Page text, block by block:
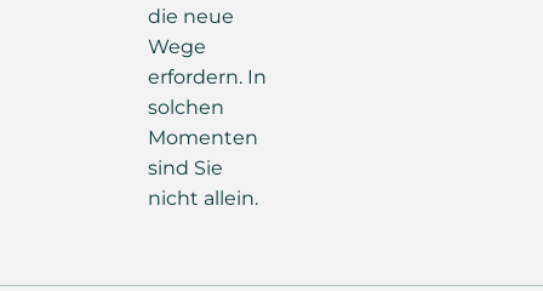
die neue
Wege
erfordern. In
solchen
Momenten
sind Sie
nicht allein.